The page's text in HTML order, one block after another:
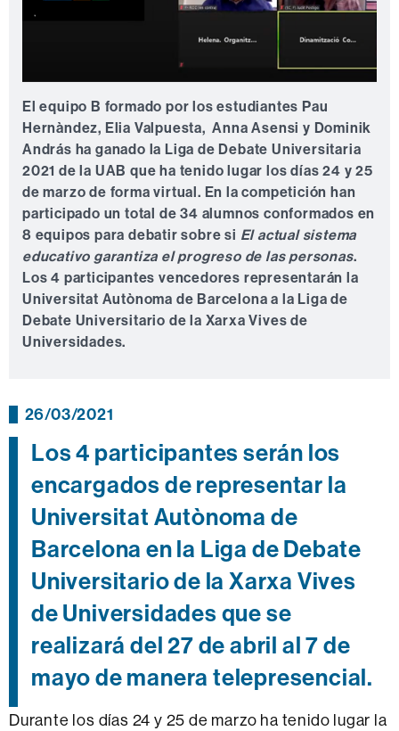
El equipo B formado por los estudiantes Pau
Hernàndez, Elia Valpuesta, Anna Asensi y Dominik
András ha ganado la Liga de Debate Universitaria
2021 de la UAB que ha tenido lugar los días 24 y 25
de marzo de forma virtual. En la competición han
participado un total de 34 alumnos conformados en
8 equipos para debatir sobre si El actual sistema
educativo garantiza el progreso de las personas.
Los 4 participantes vencedores representarán la
Universitat Autònoma de Barcelona a la Liga de
Debate Universitario de la Xarxa Vives de
Universidades.
26/03/2021
Los 4 participantes serán los
encargados de representar la
Universitat Autònoma de
Barcelona en la Liga de Debate
Universitario de la Xarxa Vives
de Universidades que se
realizará del 27 de abril al 7 de
mayo de manera telepresencial.
Durante los días 24 y 25 de marzo ha tenido lugar la